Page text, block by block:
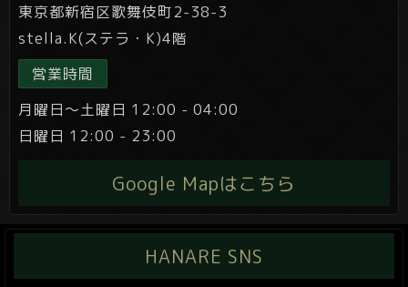
東京都新宿区歌舞伎町2-38-3
stella.K(ステラ・K)4階
営業時間
月曜日～土曜日 12:00 - 04:00
日曜日 12:00 - 23:00
Google Mapはこちら
HANARE SNS